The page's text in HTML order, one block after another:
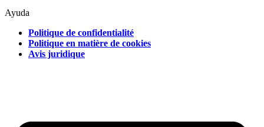
Ayuda
Politique de confidentialité
Politique en matière de cookies
Avis juridique